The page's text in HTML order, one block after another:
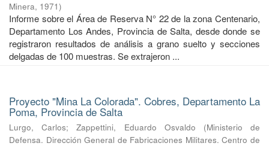
Minera, 1971)
Informe sobre el Área de Reserva N° 22 de la zona Centenario,
Departamento Los Andes, Provincia de Salta, desde donde se
registraron resultados de análisis a grano suelto y secciones
delgadas de 100 muestras. Se extrajeron ...
Proyecto "Mina La Colorada". Cobres, Departamento La
Poma, Provincia de Salta
Lurgo, Carlos;Zappettini, Eduardo Osvaldo (Ministerio de
Defensa. Dirección General de Fabricaciones Militares. Centro de